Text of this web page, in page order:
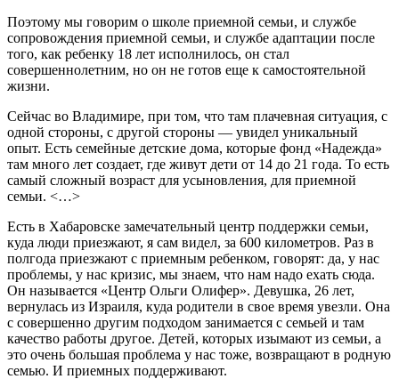
Поэтому мы говорим о школе приемной семьи, и службе
сопровождения приемной семьи, и службе адаптации после
того, как ребенку 18 лет исполнилось, он стал
совершеннолетним, но он не готов еще к самостоятельной
жизни.
Сейчас во Владимире, при том, что там плачевная ситуация, с
одной стороны, с другой стороны — увидел уникальный
опыт. Есть семейные детские дома, которые фонд «Надежда»
там много лет создает, где живут дети от 14 до 21 года. То есть
самый сложный возраст для усыновления, для приемной
семьи. <…>
Есть в Хабаровске замечательный центр поддержки семьи,
куда люди приезжают, я сам видел, за 600 километров. Раз в
полгода приезжают с приемным ребенком, говорят: да, у нас
проблемы, у нас кризис, мы знаем, что нам надо ехать сюда.
Он называется «Центр Ольги Олифер». Девушка, 26 лет,
вернулась из Израиля, куда родители в свое время увезли. Она
с совершенно другим подходом занимается с семьей и там
качество работы другое. Детей, которых изымают из семьи, а
это очень большая проблема у нас тоже, возвращают в родную
семью. И приемных поддерживают.